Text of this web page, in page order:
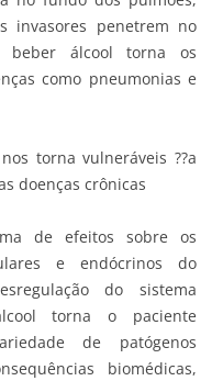
invasores penetrem no
beber álcool torna os
como pneumonias e
torna vulneráveis ??a
doenças crônicas
de efeitos sobre os
e endócrinos do
do sistema
torna o paciente
de patógenos
biomédicas,